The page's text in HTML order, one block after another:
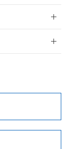
承認
ンス
KR型式
（韓国
人情報
明す
明する
ル類４
を完了
限